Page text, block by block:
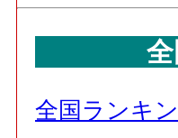
全国ランキ